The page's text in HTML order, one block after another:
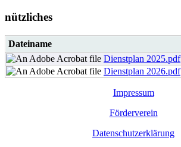
nützliches
Dateiname
Dienstplan 2025.pdf
Dienstplan 2026.pdf
Impressum
Förderverein
Datenschutzerklärung